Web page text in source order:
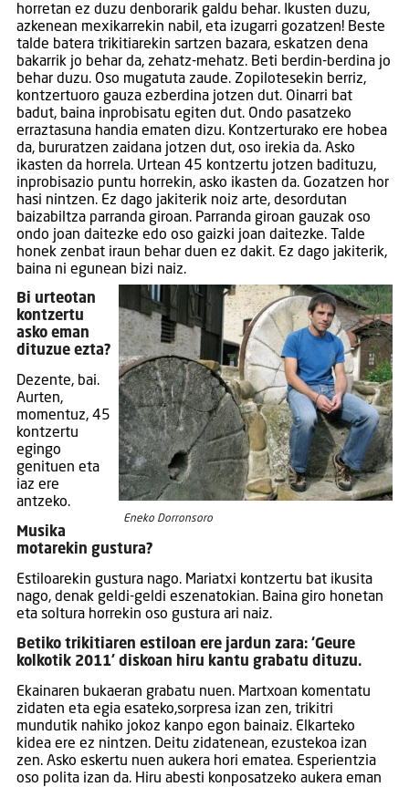
horretan ez duzu denborarik galdu behar. Ikusten duzu,
azkenean mexikarrekin nabil, eta izugarri gozatzen! Beste
talde batera trikitiarekin sartzen bazara, eskatzen dena
bakarrik jo behar da, zehatz-mehatz. Beti berdin-berdina jo
behar duzu. Oso mugatuta zaude. Zopilotesekin berriz,
kontzertuoro gauza ezberdina jotzen dut. Oinarri bat
badut, baina inprobisatu egiten dut. Ondo pasatzeko
erraztasuna handia ematen dizu. Kontzerturako ere hobea
da, bururatzen zaidana jotzen dut, oso irekia da. Asko
ikasten da horrela. Urtean 45 kontzertu jotzen badituzu,
inprobisazio puntu horrekin, asko ikasten da. Gozatzen hor
hasi nintzen. Ez dago jakiterik noiz arte, desordutan
baizabiltza parranda giroan. Parranda giroan gauzak oso
ondo joan daitezke edo oso gaizki joan daitezke. Talde
honek zenbat iraun behar duen ez dakit. Ez dago jakiterik,
baina ni egunean bizi naiz.
Eneko Dorronsoro
Bi urteotan
kontzertu
asko eman
dituzue ezta?
Dezente, bai.
Aurten,
momentuz, 45
kontzertu
egingo
genituen eta
iaz ere
antzeko.
Musika
motarekin gustura?
Estiloarekin gustura nago. Mariatxi kontzertu bat ikusita
nago, denak geldi-geldi eszenatokian. Baina giro honetan
eta soltura horrekin oso gustura ari naiz.
Betiko trikitiaren estiloan ere jardun zara: ‘Geure
kolkotik 2011’ diskoan hiru kantu grabatu dituzu.
Ekainaren bukaeran grabatu nuen. Martxoan komentatu
zidaten eta egia esateko,sorpresa izan zen, trikitri
mundutik nahiko jokoz kanpo egon bainaiz. Elkarteko
kidea ere ez nintzen. Deitu zidatenean, ezustekoa izan
zen. Asko eskertu nuen aukera hori ematea. Esperientzia
oso polita izan da. Hiru abesti konposatzeko aukera eman